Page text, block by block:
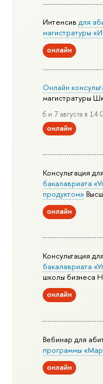
Интенсивдля
магистратуры
онлайн
Онлайн
магистратуры
6 и 7 августа в
онлайн
Консультация
бакалавриата
продуктом»
онлайн
Консультация
бакалавриата
школы бизнеса
онлайн
Вебинар для
программы
онлайн